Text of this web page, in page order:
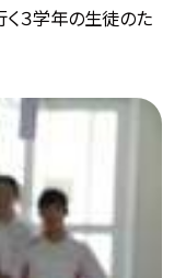
く３学年の生徒のた